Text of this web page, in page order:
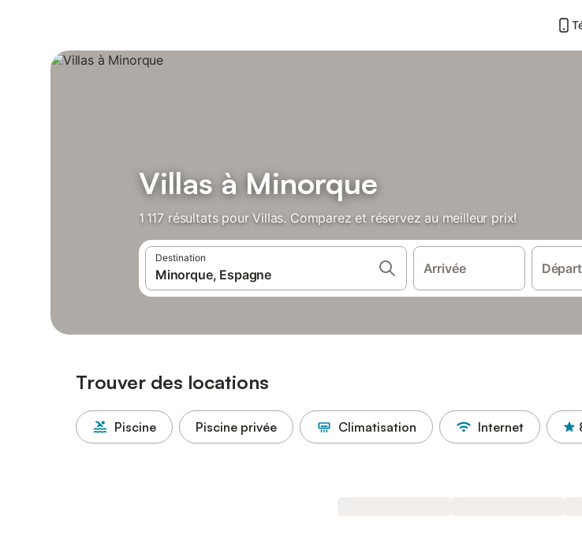
Villas à Minorque
1 117 résultats pour Villas. Comparez et réservez au meilleur prix!
Destination
Arrivée Départ
Trouver des locations
Piscine Piscine privée Climatisation Internet